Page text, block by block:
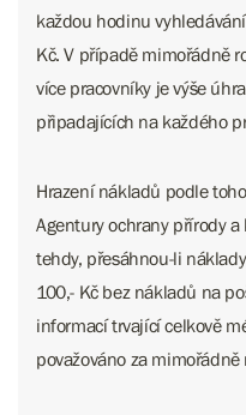
každou hodinu
Kč. V případě mimořádně
více pracovníky je výše
připadajících na každého
Hrazení nákladů podle
Agentury ochrany přírody
tehdy, přesáhnou-li
100,- Kč bez nákladů na
informací trvající celkově
považováno za mimořádně